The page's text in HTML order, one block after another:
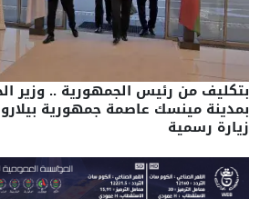
بتكليف من رئيس الجمهورية .. وزير
بمدينة مينسك عاصمة جمهورية
زيارة رسمية